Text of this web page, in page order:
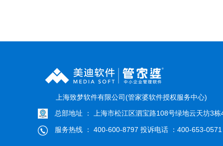
上海致梦软件有限公司(管家婆软件授权服务中心)
总部地址 ： 上海市松江区泗宝路108号绿地云天坊3栋
服务热线 ： 400-600-8797 投诉电话 ：400-653-0571